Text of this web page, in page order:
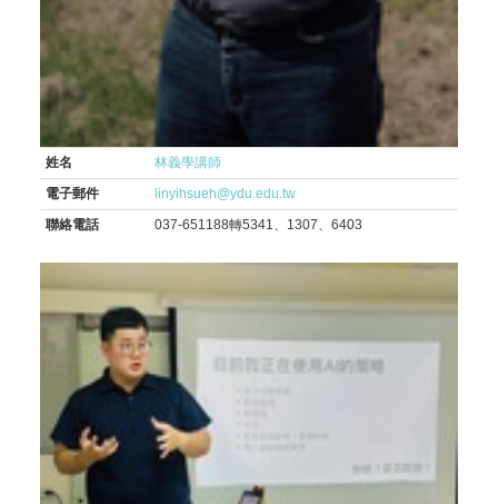
姓名
林義學講師
電子郵件
linyihsueh@ydu.edu.tw
聯絡電話
037-651188轉5341、1307、6403